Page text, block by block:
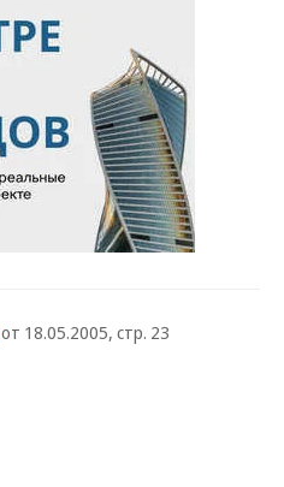
от 18.05.2005, стр. 23